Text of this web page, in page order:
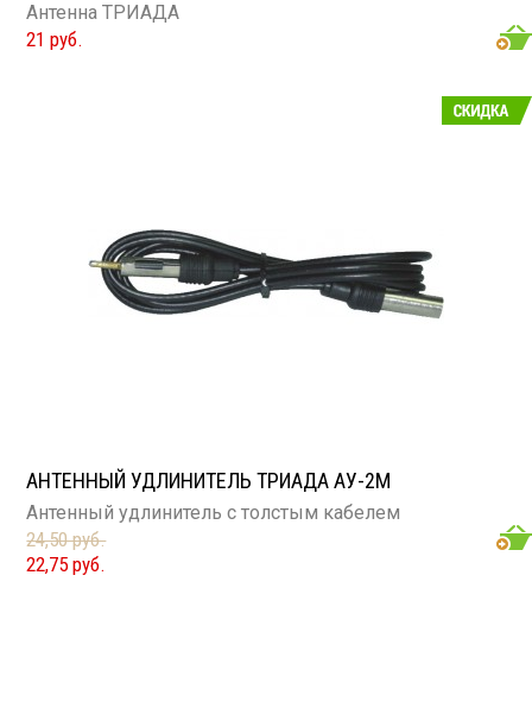
Антенна ТРИАДА
21 руб.
АНТЕННЫЙ УДЛИНИТЕЛЬ ТРИАДА АУ-2М
Антенный удлинитель с толстым кабелем
24,50 руб.
22,75 руб.